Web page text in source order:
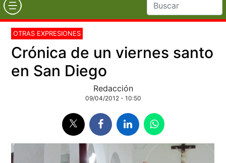
OTRAS EXPRESIONES
Crónica de un viernes santo
en San Diego
Redacción
09/04/2012 - 10:50